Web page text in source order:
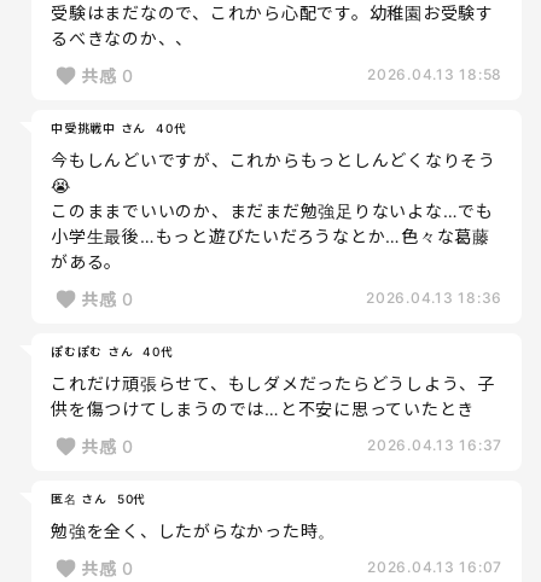
受験はまだなので、これから心配です。幼稚園お受験す
るべきなのか、、
共感 0 2026.04.13 18:58
中受挑戦中 さん 40代
今もしんどいですが、これからもっとしんどくなりそう
😭
このままでいいのか、まだまだ勉強足りないよな…でも
小学生最後…もっと遊びたいだろうなとか…色々な葛藤
がある。
共感 0 2026.04.13 18:36
ぽむぽむ さん 40代
これだけ頑張らせて、もしダメだったらどうしよう、子
供を傷つけてしまうのでは…と不安に思っていたとき
共感 0 2026.04.13 16:37
匿名 さん 50代
勉強を全く、したがらなかった時。
共感 0 2026.04.13 16:07